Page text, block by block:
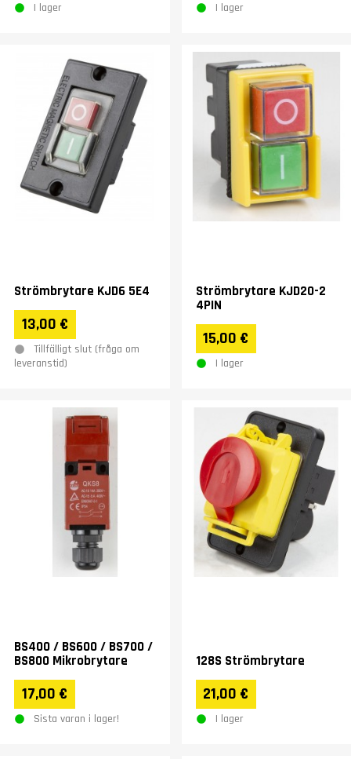
I lager I lager
Strömbrytare KJD6 5E4
13,00 €
Tillfälligt slut (fråga om
leveranstid)
Strömbrytare KJD20-2
4PIN
15,00 €
I lager
BS400 / BS600 / BS700 /
BS800 Mikrobrytare
17,00 €
Sista varan i lager!
128S Strömbrytare
21,00 €
I lager